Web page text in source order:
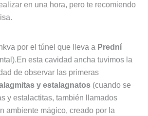
en una hora, pero te recomiendo
por el túnel que lleva a Prední
esta cavidad ancha tuvimos la
de observar las primeras
y estalagnatos(cuando se
y estalactitas, también llamados
ambiente mágico, creado por la